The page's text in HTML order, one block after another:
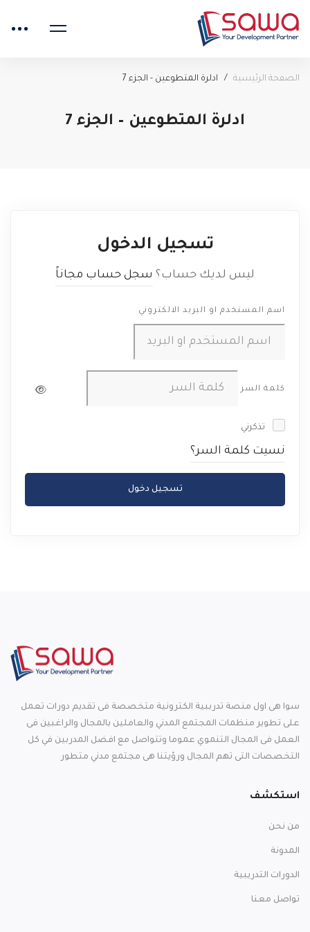
الصفحة الرئيسية ادلرة المتطوعين - الجزء 7
ادلرة المتطوعين – الجزء 7
تسجيل الدخول
ليس لديك حساب؟ سجل حساب مجاناً
اسم المستخدم او البريد الالكتروني
كلمة السر
تذكرني
نسيت كلمة السر؟
تسجيل دخول
سوا هى اول منصة تدرببية الكترونية متخصصة فى تقديم دورات تعمل
على تطوير منظمات المجتمع المدني والعاملين بالمجال والراغبين فى
العمل فى المجال التنموي عموما وتتواصل مع افضل المدربين في كل
التخصصات التى تهم المجال ورؤيتنا هى مجتمع مدني متطور
استكشف
من نحن
المدونة
الدورات التدريبية
تواصل معنا